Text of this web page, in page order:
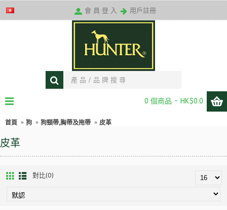
送貨條款
會 員 登 入 用戶註冊
0 個商品 - HK$0.0
首頁 狗 狗頸帶,胸帶及拖帶 皮革
皮革
對比(0)